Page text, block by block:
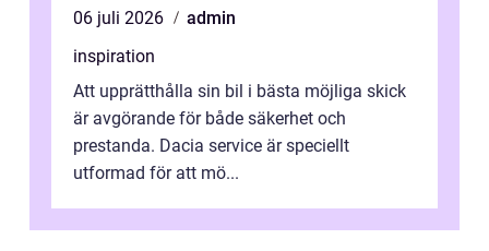
06 juli 2026
admin
inspiration
Att upprätthålla sin bil i bästa möjliga skick
är avgörande för både säkerhet och
prestanda. Dacia service är speciellt
utformad för att mö...